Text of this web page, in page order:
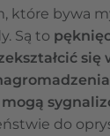
które bywa
Są to
się
mogą
do